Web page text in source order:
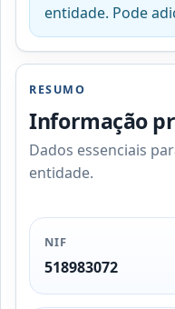
entidade. Pode
RESUMO
Informação
Dados essenciais
entidade.
NIF
518983072